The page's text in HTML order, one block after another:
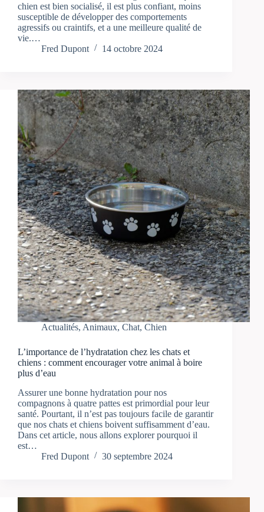
chien est bien socialisé, il est plus confiant, moins
susceptible de développer des comportements
agressifs ou craintifs, et a une meilleure qualité de
vie.…
Fred Dupont
14 octobre 2024
Actualités, Animaux, Chat, Chien
L’importance de l’hydratation chez les chats et
chiens : comment encourager votre animal à boire
plus d’eau
Assurer une bonne hydratation pour nos
compagnons à quatre pattes est primordial pour leur
santé. Pourtant, il n’est pas toujours facile de garantir
que nos chats et chiens boivent suffisamment d’eau.
Dans cet article, nous allons explorer pourquoi il
est…
Fred Dupont
30 septembre 2024